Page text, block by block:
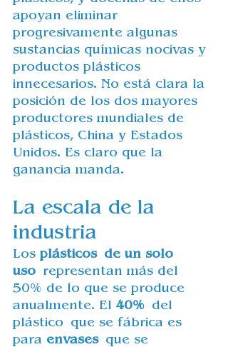
apoyan eliminar
progresivamente algunas
sustancias químicas nocivas y
productos plásticos
innecesarios. No está clara la
posición de los dos mayores
productores mundiales de
plásticos, China y Estados
Unidos. Es claro que la
ganancia manda.
La escala de la
industria
Los plásticos de un solo
uso representan más del
50% de lo que se produce
anualmente. El 40% del
plástico que se fábrica es
para envases que se